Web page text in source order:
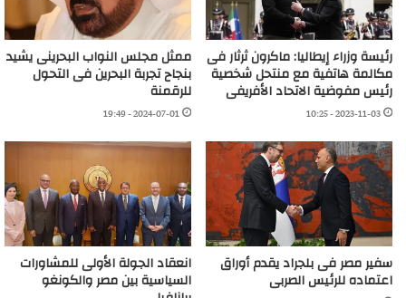
رئيسة وزراء إيطاليا: ماكرون ثرثار فى
مكالمة هاتفية مع منتحل شخصية
رئيس مفوضية الاتحاد الأفريفى
2023-11-03 - 10:25
ممثل مجلس النواب البحرينى يشيد
بنجاح تجربة البحرين فى التحول
للرقمنة
2024-07-01 - 19:49
سفير مصر فى بلجراد يقدم أوراق
اعتماده للرئيس الصربى
انعقاد الجولة الأولى للمشاورات
السياسية بين مصر والكونغو